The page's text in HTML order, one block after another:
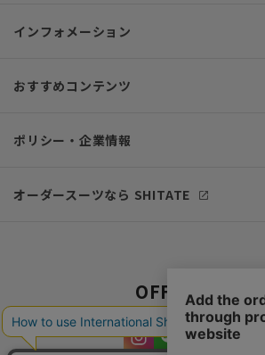
インフォメーション
おすすめコンテンツ
ポリシー・企業情報
オーダースーツなら SHITATE
OFFICIAL SNS